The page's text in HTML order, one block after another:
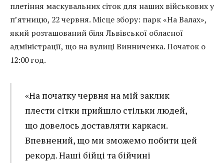
плетіння маскувальних сіток для наших військових у
п’ятницю, 22 червня. Місце збору: парк «На Валах»,
який розташований біля Львівської обласної
адміністрації, що на вулиці Винниченка. Початок о
12:00 год.
«На початку червня на мій заклик
плести сітки прийшло стільки людей,
що довелось доставляти каркаси.
Впевнений, що ми зможемо побити цей
рекорд. Наші бійці та бійчині